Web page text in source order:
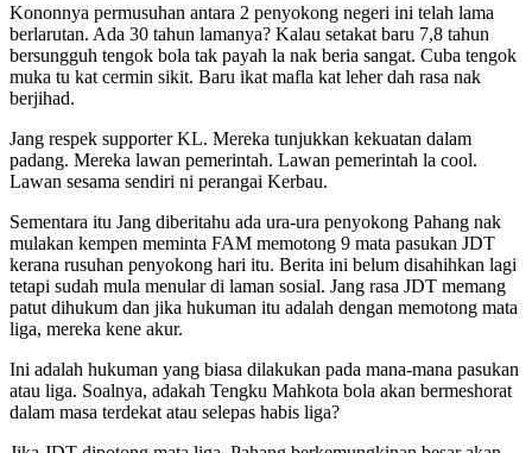
Kononnya permusuhan antara 2 penyokong negeri ini telah lama
berlarutan. Ada 30 tahun lamanya? Kalau setakat baru 7,8 tahun
bersungguh tengok bola tak payah la nak beria sangat. Cuba tengok
muka tu kat cermin sikit. Baru ikat mafla kat leher dah rasa nak
berjihad.
Jang respek supporter KL. Mereka tunjukkan kekuatan dalam
padang. Mereka lawan pemerintah. Lawan pemerintah la cool.
Lawan sesama sendiri ni perangai Kerbau.
Sementara itu Jang diberitahu ada ura-ura penyokong Pahang nak
mulakan kempen meminta FAM memotong 9 mata pasukan JDT
kerana rusuhan penyokong hari itu. Berita ini belum disahihkan lagi
tetapi sudah mula menular di laman sosial. Jang rasa JDT memang
patut dihukum dan jika hukuman itu adalah dengan memotong mata
liga, mereka kene akur.
Ini adalah hukuman yang biasa dilakukan pada mana-mana pasukan
atau liga. Soalnya, adakah Tengku Mahkota bola akan bermeshorat
dalam masa terdekat atau selepas habis liga?